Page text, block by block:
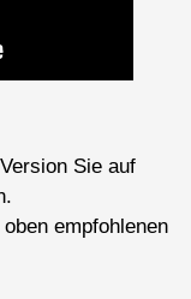
Sie auf
empfohlenen